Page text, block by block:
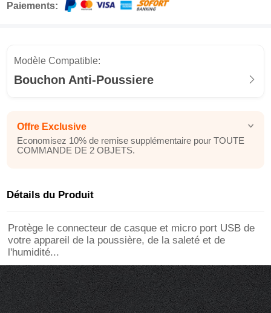
Paiements:
Modèle Compatible:
Bouchon Anti-Poussiere
Offre Exclusive
Economisez 10% de remise supplémentaire pour TOUTE
COMMANDE DE 2 OBJETS.
Détails du Produit
Protège le connecteur de casque et micro port USB de
votre appareil de la poussière, de la saleté et de
l'humidité...